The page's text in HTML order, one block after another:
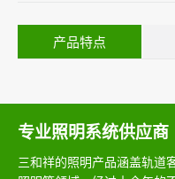
产品特点
专业照明系统供应商
三和祥的照明产品涵盖轨道